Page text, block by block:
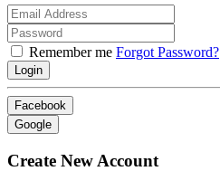
Remember me Forgot Password?
Login
Facebook
Google
Create New Account